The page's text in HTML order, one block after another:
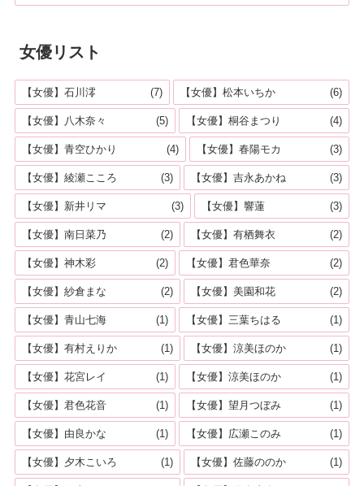
女優リスト
【女優】石川澪 (7) 【女優】松本いちか (6)
【女優】八木奈々 (5) 【女優】桐谷まつり (4)
【女優】青空ひかり (4) 【女優】春陽モカ (3)
【女優】綾瀬こころ (3) 【女優】吉永あかね (3)
【女優】新井リマ (3) 【女優】響蓮 (3)
【女優】南日菜乃 (2) 【女優】有栖舞衣 (2)
【女優】神木彩 (2) 【女優】君色華奈 (2)
【女優】紗倉まな (2) 【女優】美園和花 (2)
【女優】青山七海 (1) 【女優】三葉ちはる (1)
【女優】有村えりか (1) 【女優】涼美ほのか (1)
【女優】花宮レイ (1) 【女優】涼美ほのか (1)
【女優】君色花音 (1) 【女優】望月つぼみ (1)
【女優】由良かな (1) 【女優】広瀬このみ (1)
【女優】夕木こいろ (1) 【女優】佐藤ののか (1)